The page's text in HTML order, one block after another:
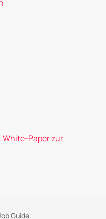
White-Paper zur
Guide